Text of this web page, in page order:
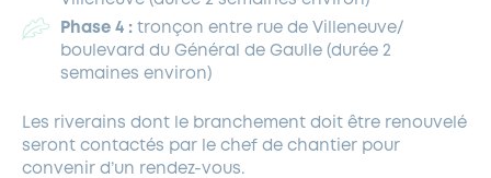
Phase 4 : tronçon entre rue de Villeneuve/
boulevard du Général de Gaulle (durée 2
semaines environ)
Les riverains dont le branchement doit être renouvelé
seront contactés par le chef de chantier pour
convenir d’un rendez-vous.